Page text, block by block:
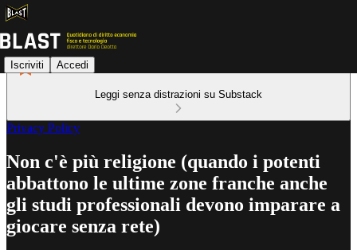
Iscriviti Accedi
Leggi senza distrazioni su Substack
Privacy Policy
Non c'è più religione (quando i potenti
abbattono le ultime zone franche anche
gli studi professionali devono imparare a
giocare senza rete)